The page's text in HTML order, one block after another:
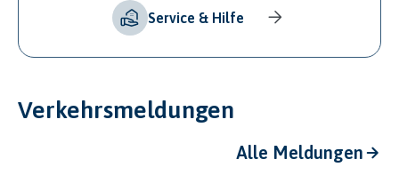
Service & Hilfe
Verkehrsmeldungen
Alle Meldungen